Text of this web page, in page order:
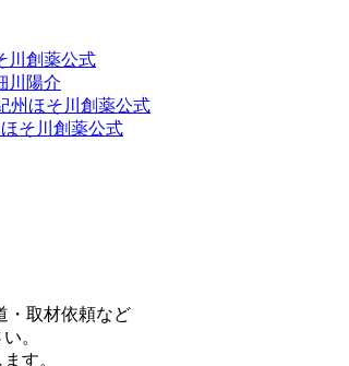
川創薬公式
川陽介
州ほそ川創薬公式
そ川創薬公式
・取材依頼など
。
す。